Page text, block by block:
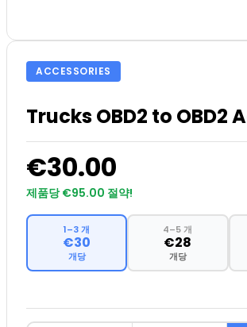
ACCESSORIES
Trucks OBD2 to OBD2
€30.00
제품당 €95.00 절약!
1–3 개
€30
개당
4–5 개
€28
개당